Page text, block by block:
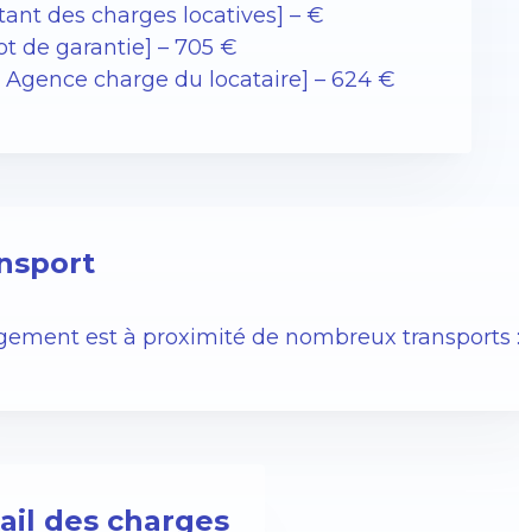
des charges locatives] – €
de garantie] – 705 €
Agence charge du locataire] – 624 €
est à proximité de nombreux transports :
des charges